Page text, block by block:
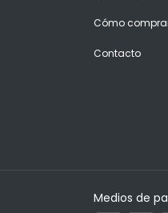
Cómo
Contacto
Medios de